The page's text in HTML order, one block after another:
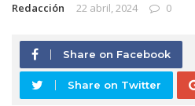
Redacción 22 abril, 2024 0
Share on Facebook
Share on Twitter